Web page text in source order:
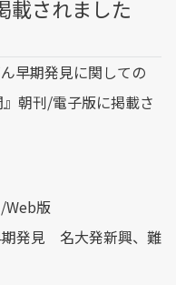
載されました
早期発見に関しての
朝刊/電子版に掲載さ
Web版
期発見 名大発新興、難